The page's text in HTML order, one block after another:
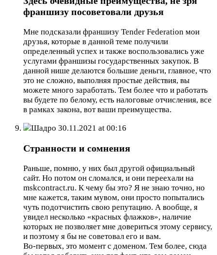
франшизу посоветовали друзья
Мне подсказали франшизу Tender Federation мои
друзья, которые в данной теме получили
определенный успех и также воспользовались уже
услугами франшизы государственных закупок. В
данной нише делаются большие деньги, главное, что
это не сложно, выполняя простые действия, вы
можете много заработать. Тем более что и работать
вы будете по белому, есть налоговые отчисления, все
в рамках закона, вот ваши преимущества.
Шадро 30.11.2021 at 00:16
Странности и сомнения
Раньше, помню, у них был другой официальный
сайт. Но потом он сломался, и они переехали на
mskcontract.ru. К чему бы это? Я не знаю точно, но
мне кажется, таким мувом, они просто попытались
чуть подотчистить свою репутацию. А вообще, я
увидел несколько «красных флажков», наличие
которых не позволяет мне довериться этому сервису,
и поэтому я бы не советовал его и вам.
Во-первых, это момент с доменом. Тем более, сюда